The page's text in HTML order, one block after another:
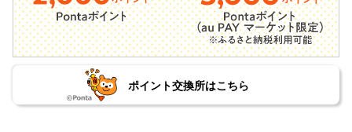
ポイント交換所はこちら